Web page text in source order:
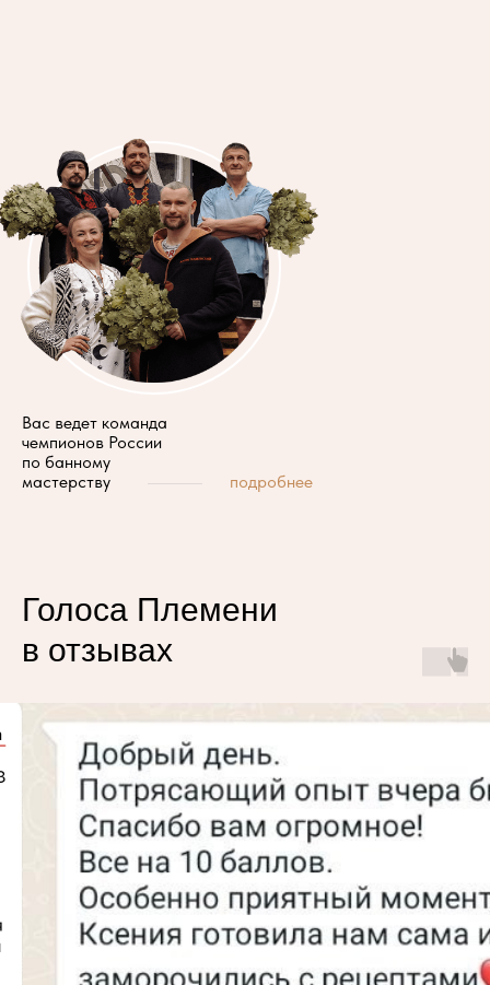
Вас ведет команда
чемпионов России
по банному
мастерству
подробнее
Голоса Племени
в отзывах